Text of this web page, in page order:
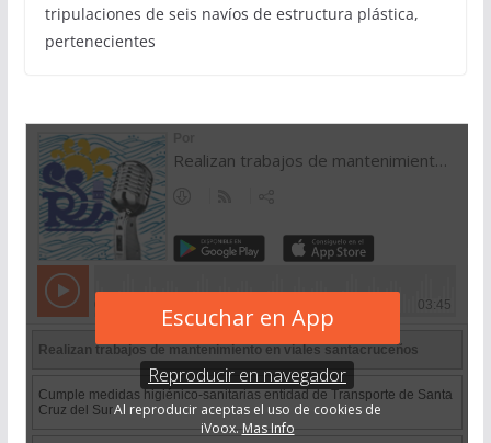
tripulaciones de seis navíos de estructura plástica,
pertenecientes